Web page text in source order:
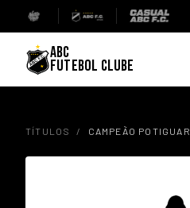
ABC
FUTEBOL CLUBE
TÍTULOS / CAMPEÃO POTIGUAR